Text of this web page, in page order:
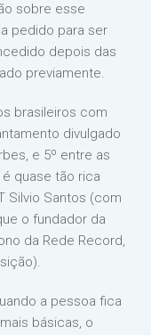
sobre esse
pedido para ser
depois das
previamente.
brasileiros com
divulgado
e 5º entre as
quase tão rica
Silvio Santos (com
o fundador da
da Rede Record,
a pessoa fica
básicas, o